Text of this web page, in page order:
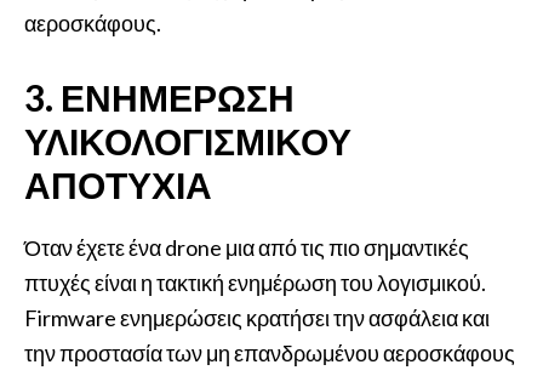
αεροσκάφους.
3. ΕΝΗΜΈΡΩΣΗ
ΥΛΙΚΟΛΟΓΙΣΜΙΚΟΎ
ΑΠΟΤΥΧΊΑ
Όταν έχετε ένα drone μια από τις πιο σημαντικές
πτυχές είναι η τακτική ενημέρωση του λογισμικού.
Firmware ενημερώσεις κρατήσει την ασφάλεια και
την προστασία των μη επανδρωμένου αεροσκάφους